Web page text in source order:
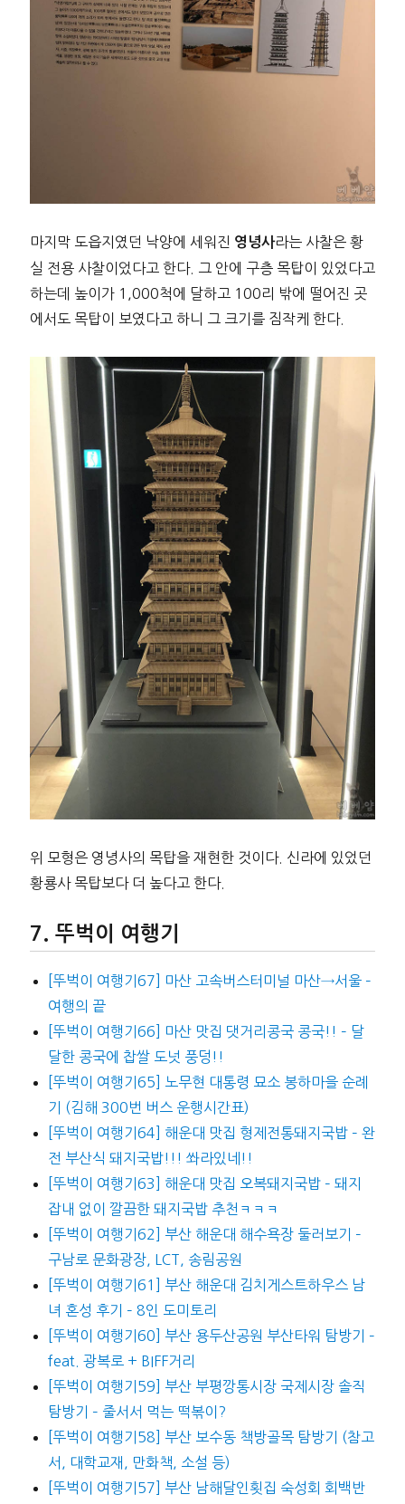
마지막 도읍지였던 낙양에 세워진 영녕사라는 사찰은 황
실 전용 사찰이었다고 한다. 그 안에 구층 목탑이 있었다고
하는데 높이가 1,000척에 달하고 100리 밖에 떨어진 곳
에서도 목탑이 보였다고 하니 그 크기를 짐작케 한다.
위 모형은 영녕사의 목탑을 재현한 것이다. 신라에 있었던
황룡사 목탑보다 더 높다고 한다.
뚜벅이 여행기
[뚜벅이 여행기67] 마산 고속버스터미널 마산→서울 –
여행의 끝
[뚜벅이 여행기66] 마산 맛집 댓거리콩국 콩국!! – 달
달한 콩국에 찹쌀 도넛 풍덩!!
[뚜벅이 여행기65] 노무현 대통령 묘소 봉하마을 순례
기 (김해 300번 버스 운행시간표)
[뚜벅이 여행기64] 해운대 맛집 형제전통돼지국밥 – 완
전 부산식 돼지국밥!!! 쏴라있네!!
[뚜벅이 여행기63] 해운대 맛집 오복돼지국밥 – 돼지
잡내 없이 깔끔한 돼지국밥 추천ㅋㅋㅋ
[뚜벅이 여행기62] 부산 해운대 해수욕장 둘러보기 –
구남로 문화광장, LCT, 송림공원
[뚜벅이 여행기61] 부산 해운대 김치게스트하우스 남
녀 혼성 후기 – 8인 도미토리
[뚜벅이 여행기60] 부산 용두산공원 부산타워 탐방기 –
feat. 광복로 + BIFF거리
[뚜벅이 여행기59] 부산 부평깡통시장 국제시장 솔직
탐방기 – 줄서서 먹는 떡볶이?
[뚜벅이 여행기58] 부산 보수동 책방골목 탐방기 (참고
서, 대학교재, 만화책, 소설 등)
[뚜벅이 여행기57] 부산 남해달인횟집 숙성회 회백반